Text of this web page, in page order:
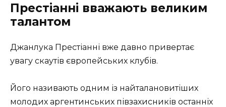
Престіанні вважають великим
талантом
Джанлука Престіанні вже давно привертає
увагу скаутів європейських клубів.
Його називають одним із найталановитіших
молодих аргентинських півзахисників останніх